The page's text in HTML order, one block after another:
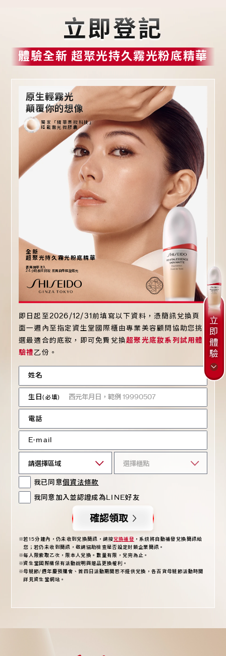
立即登記
體驗全新 超聚光持久霧光粉底精華
原生輕霧光
顛覆你的想像
獨家「精華裹妝科技」
搭載霧光微膠囊
全新
超聚光持久霧光粉底精華
養膚精華注入
24小時長效持妝 肌膚自帶輕盈霧光
即日起至2026/12/31前填寫以下資料，憑簡訊兌換頁
面一週內至指定資生堂國際櫃由專業美容顧問協助您挑
選最適合的底妝，即可免費兌換超聚光底妝系列試用體
驗禮 乙份。
立
即
體
驗